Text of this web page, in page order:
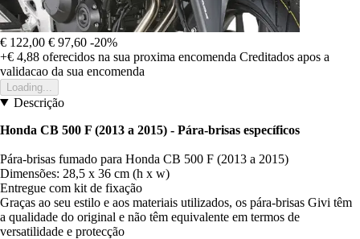
€ 122,00 € 97,60 -20%
+€ 4,88 oferecidos na sua proxima encomenda Creditados apos a
validacao da sua encomenda
Loading...
Descrição
Honda CB 500 F (2013 a 2015) - Pára-brisas específicos
Pára-brisas fumado para Honda CB 500 F (2013 a 2015)
Dimensões: 28,5 x 36 cm (h x w)
Entregue com kit de fixação
Graças ao seu estilo e aos materiais utilizados, os pára-brisas Givi têm
a qualidade do original e não têm equivalente em termos de
versatilidade e protecção